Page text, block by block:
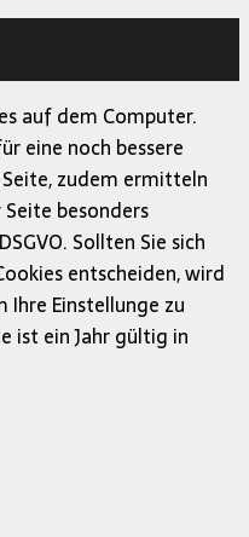
auf dem Computer.
eine noch bessere
zudem ermitteln
besonders
Sollten Sie sich
entscheiden, wird
Ihre Einstellunge zu
ist ein Jahr gültig in